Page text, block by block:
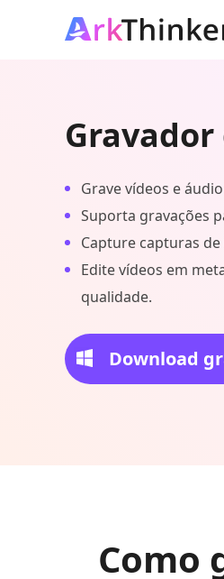
Grave vídeos e
Suporta gravações
Capture capturas
Edite vídeos em
qualidade.
Download
Como